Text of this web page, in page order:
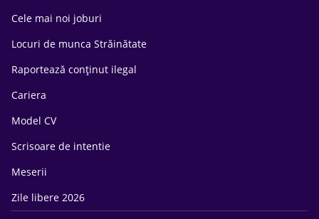
Cele mai noi joburi
Locuri de munca Străinătate
Raportează conținut ilegal
Cariera
Model CV
Scrisoare de intentie
Meserii
Zile libere 2026